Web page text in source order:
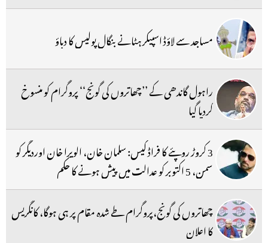
مساجد سے لاؤڈ اسپیکر ہٹانے بنگال پولیس کا دباؤ
راہول گاندھی کے ’’چھاتروں کی گونج‘‘ پروگرام کو منسوخ
کردیا گیا
3 کروڑ روپئے کا فراڈ کیس: سلمان خان، الویرا خان اوردیگر کو
سمن، 5 اکتوبر کو عدالت میں پیش ہونے کا حکم
چھاتروں کی گونج،پروگرام طے شدہ مقام پر ہی ہوگا، کانگریس
کا اعلان